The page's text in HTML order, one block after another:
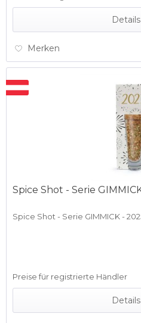
Details
Merken
Spice Shot - Serie
Spice Shot - Serie GIMMICK -
Preise für registrierte Händler
Details